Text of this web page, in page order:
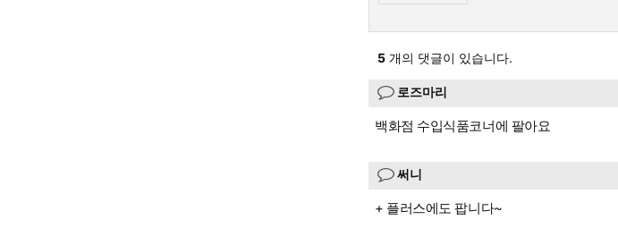
5 개의 댓글이 있습니다.
로즈마리
백화점 수입식품코너에 팔아요
써니
+ 플러스에도 팝니다~